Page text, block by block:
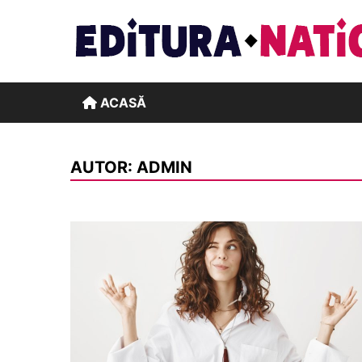
ACASĂ
AUTOR: ADMIN